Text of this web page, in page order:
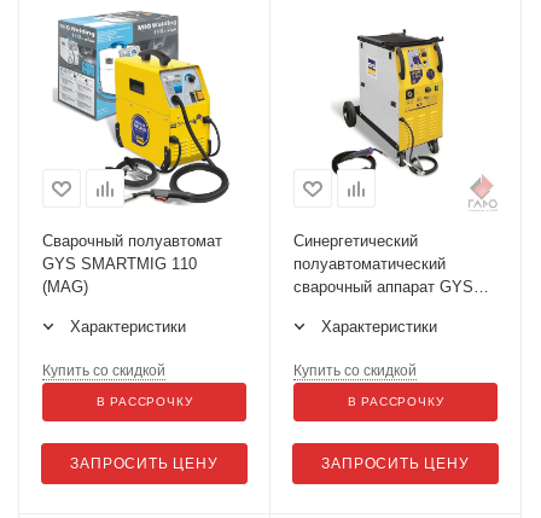
Сварочный полуавтомат
GYS SMARTMIG 110
(MAG)
Характеристики
ЗАПРОСИТЬ ЦЕНУ
Купить со скидкой
В РАССРОЧКУ
Синергетический
полуавтоматический
сварочный аппарат GYS
Характеристики
ЗАПРОСИТЬ ЦЕНУ
Купить со скидкой
В РАССРОЧКУ